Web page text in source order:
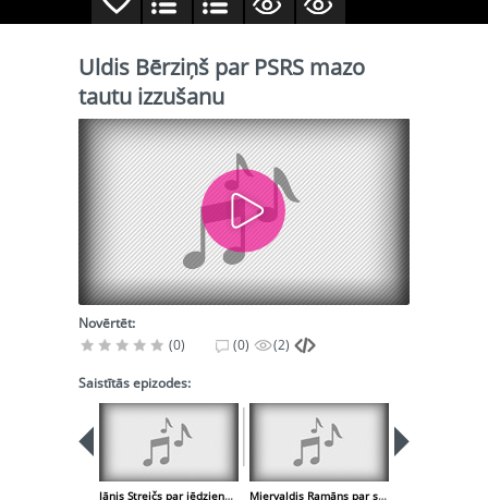
Uldis Bērziņš par PSRS mazo
tautu izzušanu
Novērtēt:
(0)
(0) (2)
Saistītās epizodes:
Jānis Streičs par jēdzienu nomenklatūra Miervaldis Ramāns par saimniecisko aprēķinu